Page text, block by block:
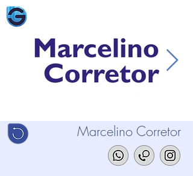
Marcelino Corretor